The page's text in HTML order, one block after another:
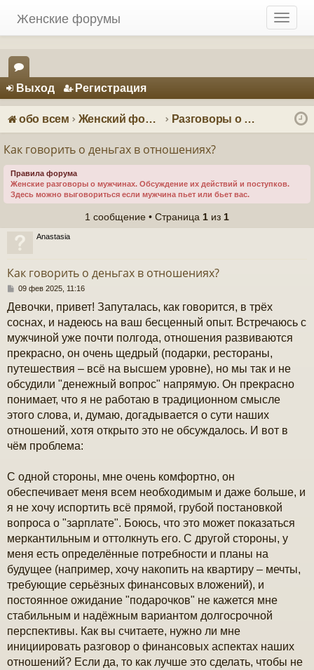
T
o
l
n
v
t
Женские форумы
Регистрация
ор
ум
Выход Регистрация
обо всем Женский форум о мужчинах Разговоры о мужчинах
Как говорить о деньгах в отношениях?
Правила форума
Женские разговоры о мужчинах. Обсуждение их действий и поступков.
Здесь можно выговориться если мужчина пьет или бьет вас.
1 сообщение • Страница 1 из 1
Anastasia
Как говорить о деньгах в отношениях?
С
о
б
е
н
и
е
09 фев 2025, 11:16
Девочки, привет! Запуталась, как говорится, в трёх
соснах, и надеюсь на ваш бесценный опыт. Встречаюсь с
мужчиной уже почти полгода, отношения развиваются
прекрасно, он очень щедрый (подарки, рестораны,
путешествия – всё на высшем уровне), но мы так и не
обсудили "денежный вопрос" напрямую. Он прекрасно
понимает, что я не работаю в традиционном смысле
этого слова, и, думаю, догадывается о сути наших
отношений, хотя открыто это не обсуждалось. И вот в
чём проблема:
С одной стороны, мне очень комфортно, он
обеспечивает меня всем необходимым и даже больше, и
я не хочу испортить всё прямой, грубой постановкой
вопроса о "зарплате". Боюсь, что это может показаться
меркантильным и оттолкнуть его. С другой стороны, у
меня есть определённые потребности и планы на
будущее (например, хочу накопить на квартиру – мечты,
требующие серьёзных финансовых вложений), и
постоянное ожидание "подарочков" не кажется мне
стабильным и надёжным вариантом долгосрочной
перспективы. Как вы считаете, нужно ли мне
инициировать разговор о финансовых аспектах наших
отношений? Если да, то как лучше это сделать, чтобы не